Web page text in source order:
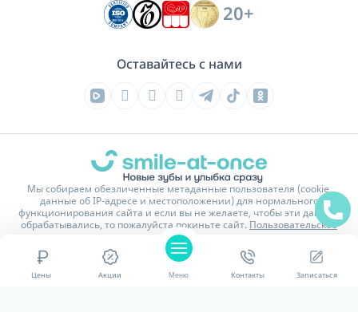
Цены Акции Меню Контакты Записаться
20+
Оставайтесь с нами
Мы собираем обезличенные метаданные пользователя (cookie,
данные об IP-адресе и местоположении) для нормального
функционирования сайта и если вы не желаете, чтобы эти данные
обрабатывались, то пожалуйста покиньте сайт. Пользовательское
соглашение
На сайте имеются изображения и тексты обработанные или
сгенерированные нейросетью.